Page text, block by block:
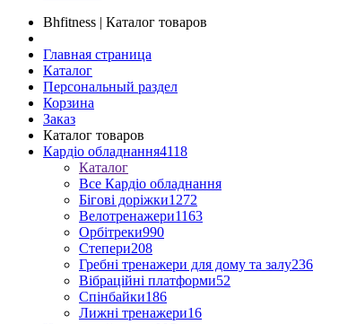
Bhfitness | Каталог товаров
Главная страница
Каталог
Персональный раздел
Корзина
Заказ
Каталог товаров
Кардіо обладнання4118
Каталог
Все Кардіо обладнання
Бігові доріжки1272
Велотренажери1163
Орбітреки990
Степери208
Гребні тренажери для дому та залу236
Вібраційні платформи52
Спінбайки186
Лижні тренажери16